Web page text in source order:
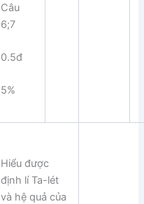
Câu
6;7
0.5đ
5%
Hiểu được
định lí Ta-lét
và hệ quả của